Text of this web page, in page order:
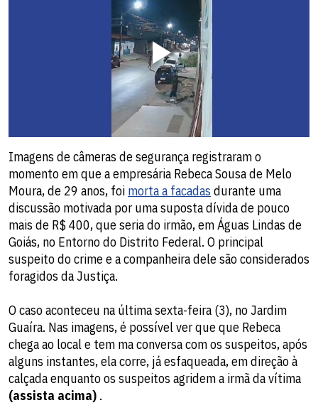
Imagens de câmeras de segurança registraram o
momento em que a empresária Rebeca Sousa de Melo
Moura, de 29 anos, foi morta a facadas durante uma
discussão motivada por uma suposta dívida de pouco
mais de R$ 400, que seria do irmão, em Águas Lindas de
Goiás, no Entorno do Distrito Federal. O principal
suspeito do crime e a companheira dele são considerados
foragidos da Justiça.
O caso aconteceu na última sexta-feira (3), no Jardim
Guaíra. Nas imagens, é possível ver que que Rebeca
chega ao local e tem ma conversa com os suspeitos, após
alguns instantes, ela corre, já esfaqueada, em direção à
calçada enquanto os suspeitos agridem a irmã da vítima
(assista acima) .